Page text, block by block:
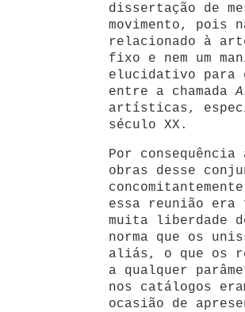
dissertação de
movimento, pois
relacionado à
fixo e nem um
elucidativo para
entre a chamada
artísticas,
século XX.
Por
obras desse
essa reunião era
muita liberdade
norma que os
aliás, o que os
a qualquer
nos catálogos
ocasião de